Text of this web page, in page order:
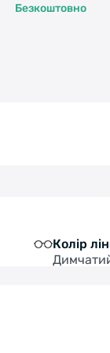
Безкоштовно
Колір